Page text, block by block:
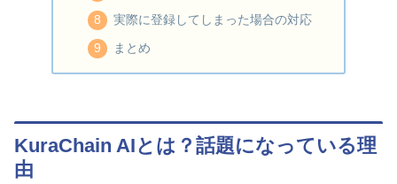
実際に登録してしまった場合の対応
まとめ
KuraChain AIとは？話題になっている理
由